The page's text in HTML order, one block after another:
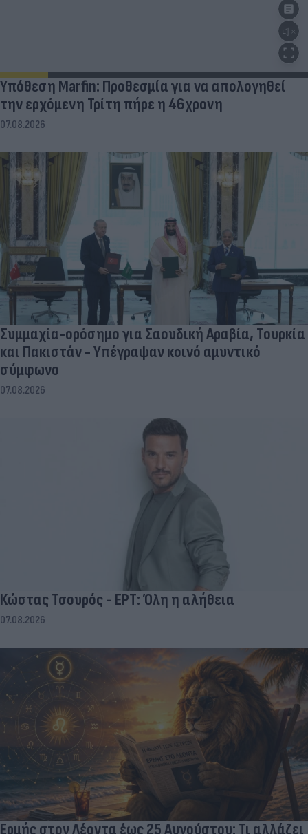
Υπόθεση Marfin: Προθεσμία για να απολογηθεί
την ερχόμενη Τρίτη πήρε η 46χρονη
07.08.2026
Συμμαχία-ορόσημο για Σαουδική Αραβία, Τουρκία
και Πακιστάν - Υπέγραψαν κοινό αμυντικό
σύμφωνο
07.08.2026
Κώστας Τσουρός - ΕΡΤ: Όλη η αλήθεια
07.08.2026
Ερμής στον Λέοντα έως 25 Αυγούστου: Τι αλλάζει